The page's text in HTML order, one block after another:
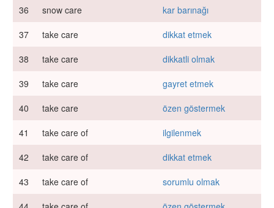
36
snow care
kar barınağı
37
take care
dikkat etmek
38
take care
dikkatli olmak
39
take care
gayret etmek
40
take care
özen göstermek
41
take care of
ilgilenmek
42
take care of
dikkat etmek
43
take care of
sorumlu olmak